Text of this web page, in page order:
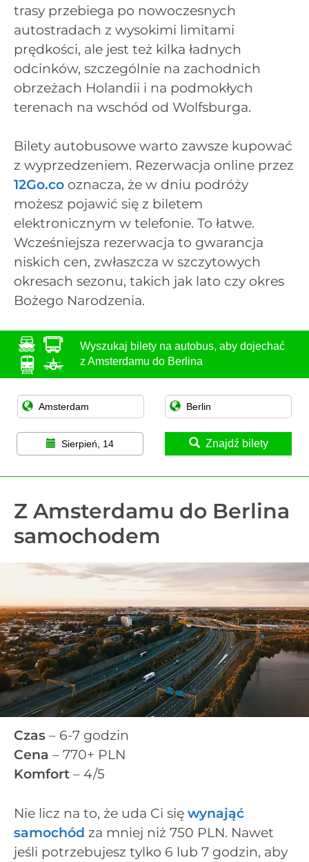
trasy przebiega po nowoczesnych
autostradach z wysokimi limitami
prędkości, ale jest też kilka ładnych
odcinków, szczególnie na zachodnich
obrzeżach Holandii i na podmokłych
terenach na wschód od Wolfsburga.
Bilety autobusowe warto zawsze kupować
z wyprzedzeniem. Rezerwacja online przez
12Go.co oznacza, że w dniu podróży
możesz pojawić się z biletem
elektronicznym w telefonie. To łatwe.
Wcześniejsza rezerwacja to gwarancja
niskich cen, zwłaszcza w szczytowych
okresach sezonu, takich jak lato czy okres
Bożego Narodzenia.
Wyszukaj bilety na autobus, aby dojechać
z Amsterdamu do Berlina
Sierpień, 14 Znajdź bilety
Z Amsterdamu do Berlina
samochodem
Czas – 6-7 godzin
Cena – 770+ PLN
Komfort – 4/5
Nie licz na to, że uda Ci się wynająć
samochód za mniej niż 750 PLN. Nawet
jeśli potrzebujesz tylko 6 lub 7 godzin, aby